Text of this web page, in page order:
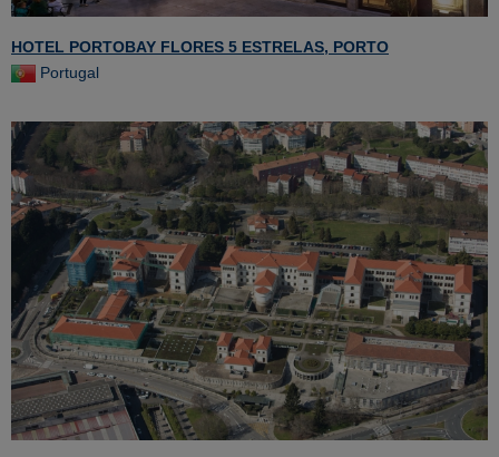
HOTEL PORTOBAY FLORES 5 ESTRELAS, PORTO
Portugal